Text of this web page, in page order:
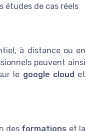
études de cas réels
à distance ou en
peuvent ainsi
le google cloud et
des formations et la